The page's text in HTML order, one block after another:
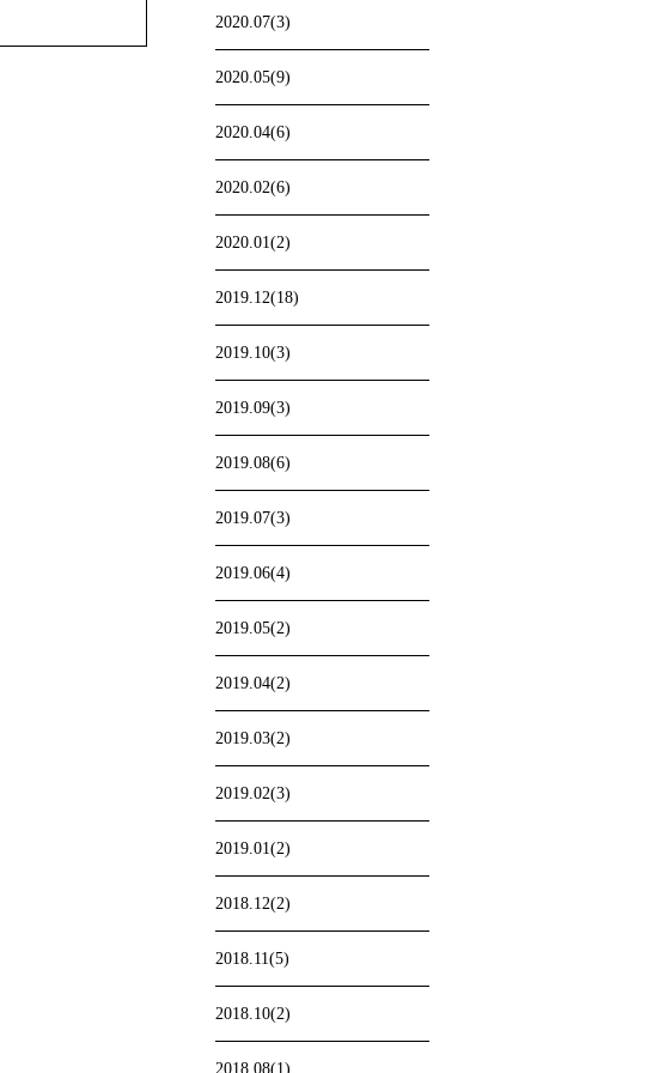
2020.07(3)
2020.05(9)
2020.04(6)
2020.02(6)
2020.01(2)
2019.12(18)
2019.10(3)
2019.09(3)
2019.08(6)
2019.07(3)
2019.06(4)
2019.05(2)
2019.04(2)
2019.03(2)
2019.02(3)
2019.01(2)
2018.12(2)
2018.11(5)
2018.10(2)
2018.08(1)